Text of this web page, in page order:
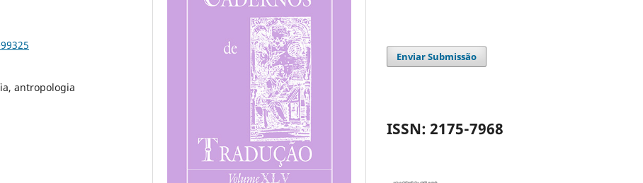
antropologia
Enviar Submissão
ISSN: 2175-7968